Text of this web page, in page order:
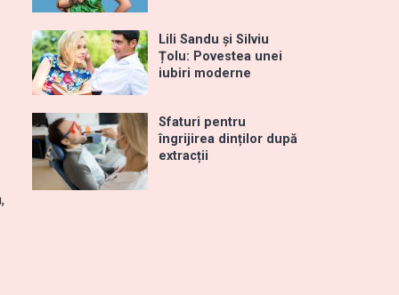
Lili Sandu și Silviu
Țolu: Povestea unei
iubiri moderne
Sfaturi pentru
îngrijirea dinților după
extracții